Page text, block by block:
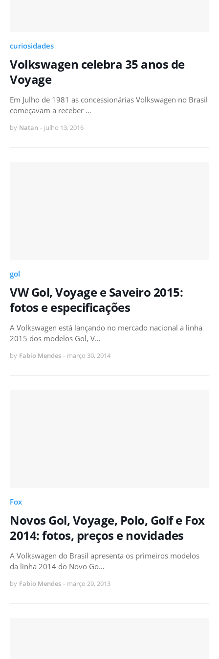
curiosidades
Volkswagen celebra 35 anos de
Voyage
Em Julho de 1981 as concessionárias Volkswagen no Brasil
começavam a receber …
by Natan - julho 13, 2016
gol
VW Gol, Voyage e Saveiro 2015:
fotos e especificações
A Volkswagen está lançando no mercado nacional a linha
2015 dos modelos Gol, V…
by Fabio Mendes - março 30, 2014
Fox
Novos Gol, Voyage, Polo, Golf e Fox
2014: fotos, preços e novidades
A Volkswagen do Brasil apresenta os primeiros modelos
da linha 2014 do Novo Go…
by Fabio Mendes - março 29, 2013